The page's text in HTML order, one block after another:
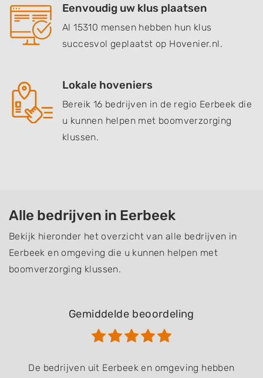
Eenvoudig uw klus plaatsen
Al 15310 mensen hebben hun klus
succesvol geplaatst op Hovenier.nl.
Lokale hoveniers
Bereik 16 bedrijven in de regio Eerbeek die
u kunnen helpen met boomverzorging
klussen.
Alle bedrijven in Eerbeek
Bekijk hieronder het overzicht van alle bedrijven in
Eerbeek en omgeving die u kunnen helpen met
boomverzorging klussen.
Gemiddelde beoordeling
De bedrijven uit Eerbeek en omgeving hebben